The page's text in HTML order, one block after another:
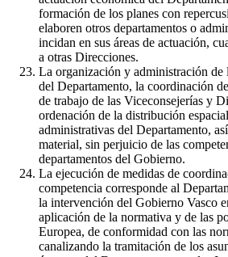
formación de los planes con
elaboren otros departamentos o
incidan en sus áreas de actuación,
a otras Direcciones.
La organización y administración de
del Departamento, la coordinación
de trabajo de las Viceconsejerías y
ordenación de la distribución
administrativas del Departamento,
material, sin perjuicio de las
departamentos del Gobierno.
La ejecución de medidas de
competencia corresponde al
la intervención del Gobierno Vasco
aplicación de la normativa y de las
Europea, de conformidad con las
canalizando la tramitación de los